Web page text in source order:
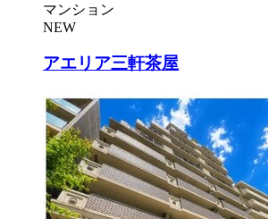
マンション
NEW
アエリア三軒茶屋